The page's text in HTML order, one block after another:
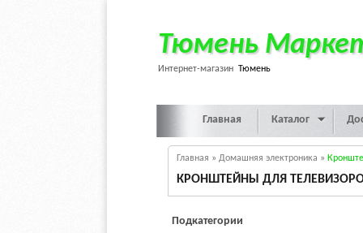
Тюмень
Интернет-магазин Тюмень
Главная Каталог
Главная » Домашняя электроника »
КРОНШТЕЙНЫ ДЛЯ
Подкатегории